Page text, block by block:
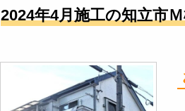
2024年4月施工の知立市